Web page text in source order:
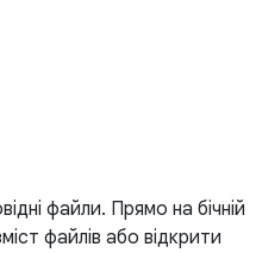
файли. Прямо на бічній
файлів або відкрити